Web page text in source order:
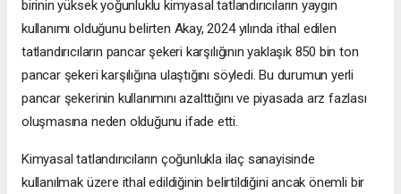
birinin yüksek yoğunluklu kimyasal tatlandırıcıların yaygın
kullanımı olduğunu belirten Akay, 2024 yılında ithal edilen
tatlandırıcıların pancar şekeri karşılığının yaklaşık 850 bin ton
pancar şekeri karşılığına ulaştığını söyledi. Bu durumun yerli
pancar şekerinin kullanımını azalttığını ve piyasada arz fazlası
oluşmasına neden olduğunu ifade etti.
Kimyasal tatlandırıcıların çoğunlukla ilaç sanayisinde
kullanılmak üzere ithal edildiğinin belirtildiğini ancak önemli bir